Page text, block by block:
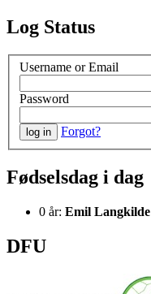
Log Status
Username or Email
Password
Forgot?
Fødselsdag i dag
0 år: Emil Langkilde
DFU